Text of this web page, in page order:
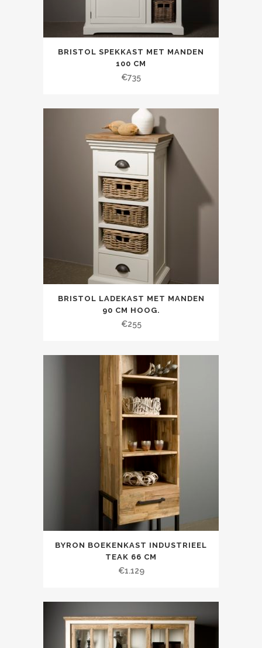
BRISTOL SPEKKAST MET MANDEN
100 CM
€735
BRISTOL LADEKAST MET MANDEN
90 CM HOOG.
€255
BYRON BOEKENKAST INDUSTRIEEL
TEAK 66 CM
€1.129